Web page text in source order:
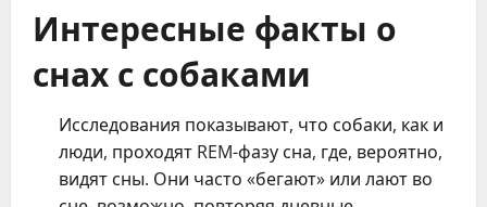
Интересные факты о
снах с собаками
Исследования показывают, что собаки, как и
люди, проходят REM-фазу сна, где, вероятно,
видят сны. Они часто «бегают» или лают во